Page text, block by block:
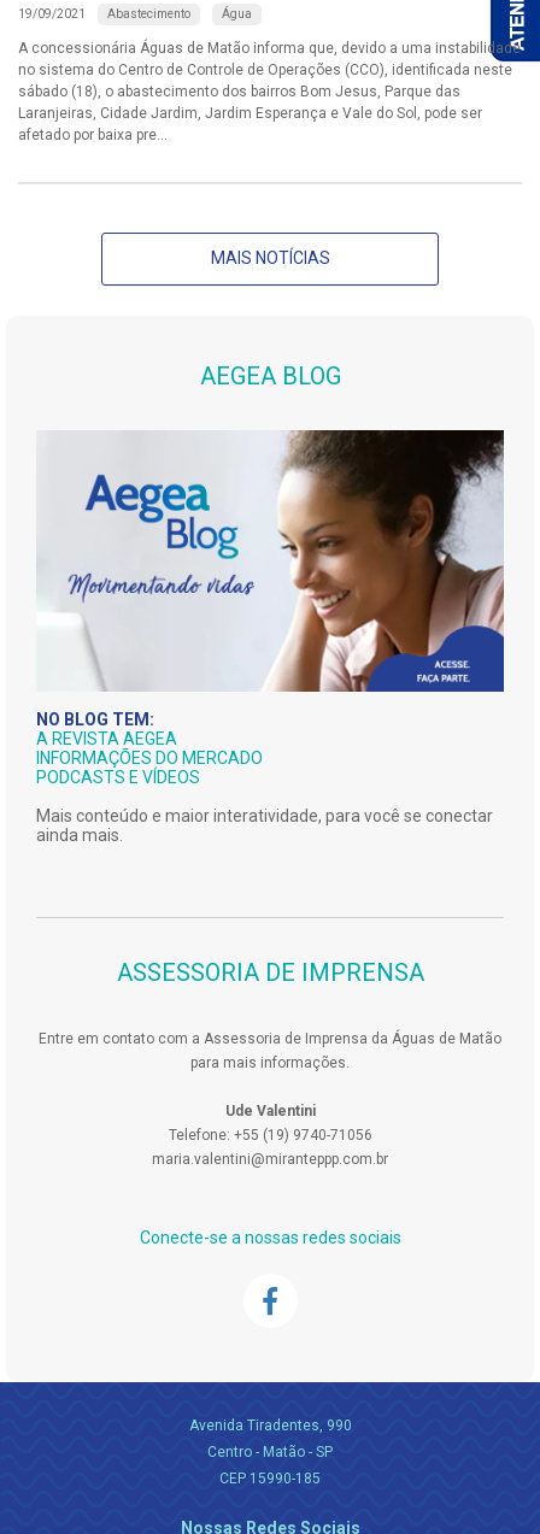
19/09/2021 Abastecimento Água
A concessionária Águas de Matão informa que, devido a uma instabilidade
no sistema do Centro de Controle de Operações (CCO), identificada neste
sábado (18), o abastecimento dos bairros Bom Jesus, Parque das
Laranjeiras, Cidade Jardim, Jardim Esperança e Vale do Sol, pode ser
afetado por baixa pre...
MAIS NOTÍCIAS
AEGEA BLOG
NO BLOG TEM:
A REVISTA AEGEA
INFORMAÇÕES DO MERCADO
PODCASTS E VÍDEOS
Mais conteúdo e maior interatividade, para você se conectar
ainda mais.
ASSESSORIA DE IMPRENSA
Entre em contato com a Assessoria de Imprensa da Águas de Matão
para mais informações.
Ude Valentini
Telefone: +55 (19) 9740-71056
maria.valentini@miranteppp.com.br
Conecte-se a nossas redes sociais
Avenida Tiradentes, 990
Centro - Matão - SP
CEP 15990-185
Nossas Redes Sociais